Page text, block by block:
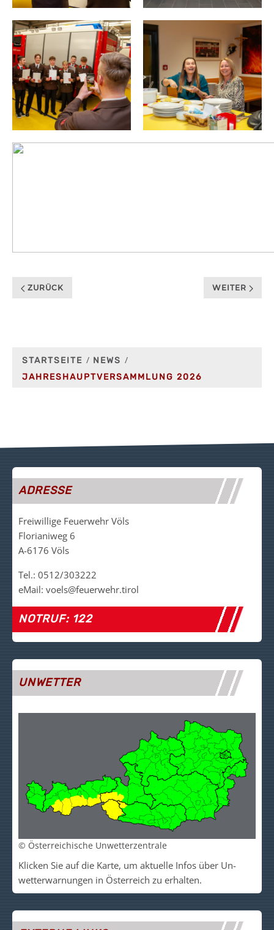
ZURÜCK WEITER
STARTSEITE
NEWS
JAHRESHAUPTVERSAMMLUNG 2026
ADRESSE
Freiwillige Feuerwehr Völs
Florianiweg 6
A-6176 Völs
Tel.: 0512/303222
eMail: voels@feuerwehr.tirol
NOTRUF: 122
UNWETTER
© Österreichische Unwetterzentrale
Klicken Sie auf die Kar­te, um akt­uelle Infos über Un­
wetter­warn­un­gen in Ös­ter­reich zu er­halt­en.